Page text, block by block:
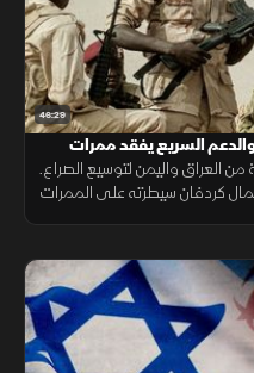
46:29
السريع يفقد ممرات
العراق واليمن لتوسيع الصراع.
كردفان سيطرته على الممرات